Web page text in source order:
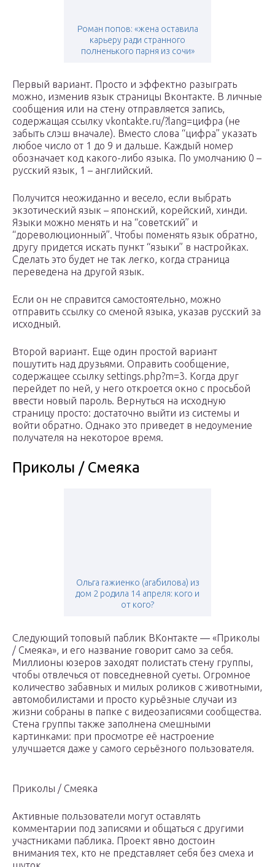
Роман попов: «жена оставила
карьеру ради странного
полненького парня из сочи»
Первый вариант. Просто и эффектно разыграть
можно, изменив язык страницы Вконтакте. В личные
сообщения или на стену отправляется запись,
содержащая ссылку vkontakte.ru/?lang=цифра (не
забыть слэш вначале). Вместо слова “цифра” указать
любое число от 1 до 9 и дальше. Каждый номер
обозначает код какого-либо языка. По умолчанию 0 –
русский язык, 1 – английский.
Получится неожиданно и весело, если выбрать
экзотический язык – японский, корейский, хинди.
Языки можно менять и на “советский” и
“дореволюционный”. Чтобы поменять язык обратно,
другу придется искать пункт “языки” в настройках.
Сделать это будет не так легко, когда страница
переведена на другой язык.
Если он не справится самостоятельно, можно
отправить ссылку со сменой языка, указав русский за
исходный.
Второй вариант. Еще один простой вариант
пошутить над друзьями. Оправить сообщение,
содержащее ссылку settings.php?m=3. Когда друг
перейдет по ней, у него откроется окно с просьбой
ввести новый пароль. Вернуться на исходную
страницу просто: достаточно выйти из системы и
войти обратно. Однако это приведет в недоумение
получателя на некоторое время.
Приколы / Смеяка
Ольга гажиенко (агабилова) из
дом 2 родила 14 апреля: кого и
от кого?
Следующий топовый паблик ВКонтакте — «Приколы
/ Смеяка», и его название говорит само за себя.
Миллионы юзеров заходят полистать стену группы,
чтобы отвлечься от повседневной суеты. Огромное
количество забавных и милых роликов с животными,
автомобилистами и просто курьёзные случаи из
жизни собраны в папке с видеозаписями сообщества.
Стена группы также заполнена смешными
картинками: при просмотре её настроение
улучшается даже у самого серьёзного пользователя.
Приколы / Смеяка
Активные пользователи могут оставлять
комментарии под записями и общаться с другими
участниками паблика. Проект явно достоин
внимания тех, кто не представляет себя без смеха и